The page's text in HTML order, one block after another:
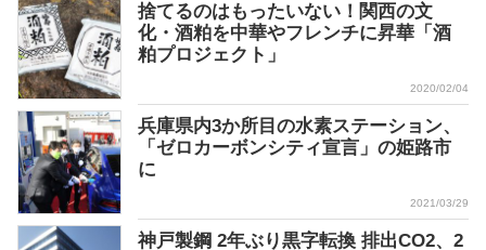
捨てるのはもったいない！関西の文
化・酒粕を中華やフレンチに昇華「酒
粕プロジェクト」
2020/02/04
兵庫県内3か所目の水素ステーション、
「ゼロカーボンシティ宣言」の姫路市
に
2021/03/29
神戸製鋼 2年ぶり黒字転換 排出CO2、2